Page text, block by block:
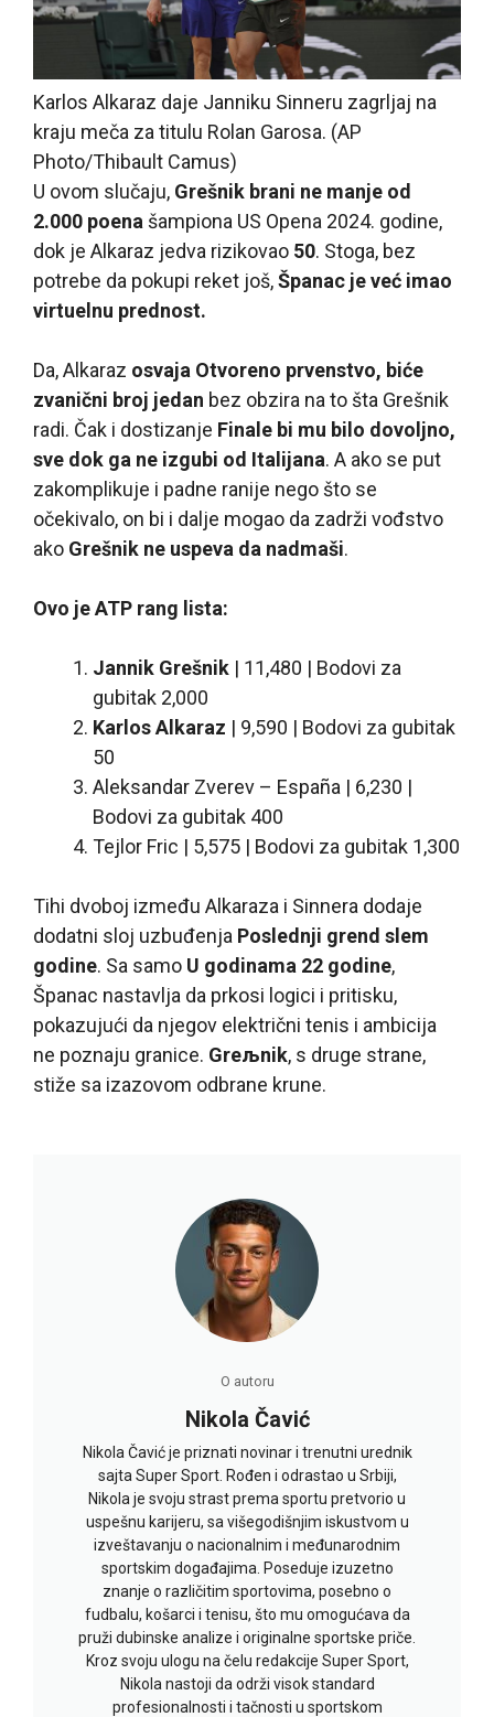
Karlos Alkaraz daje Janniku Sinneru zagrljaj na
kraju meča za titulu Rolan Garosa. (AP
Photo/Thibault Camus)
U ovom slučaju, Grešnik brani ne manje od
2.000 poena šampiona US Opena 2024. godine,
dok je Alkaraz jedva rizikovao 50. Stoga, bez
potrebe da pokupi reket još,Španac je već imao
virtuelnu prednost.
Da, Alkaraz osvaja Otvoreno prvenstvo, biće
zvanični broj jedan bez obzira na to šta Grešnik
radi. Čak i dostizanje Finale bi mu bilo dovoljno,
sve dok ga ne izgubi od Italijana. A ako se put
zakomplikuje i padne ranije nego što se
očekivalo, on bi i dalje mogao da zadrži vođstvo
ako Grešnik ne uspeva da nadmaši.
Ovo je ATP rang lista:
Jannik Grešnik | 11,480 | Bodovi za
gubitak 2,000
Karlos Alkaraz | 9,590 | Bodovi za gubitak
50
Aleksandar Zverev – España | 6,230 |
Bodovi za gubitak 400
Tejlor Fric | 5,575 | Bodovi za gubitak 1,300
Tihi dvoboj između Alkaraza i Sinnera dodaje
dodatni sloj uzbuđenja Poslednji grend slem
godine. Sa samo U godinama 22 godine,
Španac nastavlja da prkosi logici i pritisku,
pokazujući da njegov električni tenis i ambicija
ne poznaju granice. Greљnik, s druge strane,
stiže sa izazovom odbrane krune.
O autoru
Nikola Čavić
Nikola Čavić je priznati novinar i trenutni urednik
sajta Super Sport. Rođen i odrastao u Srbiji,
Nikola je svoju strast prema sportu pretvorio u
uspešnu karijeru, sa višegodišnjim iskustvom u
izveštavanju o nacionalnim i međunarodnim
sportskim događajima. Poseduje izuzetno
znanje o različitim sportovima, posebno o
fudbalu, košarci i tenisu, što mu omogućava da
pruži dubinske analize i originalne sportske priče.
Kroz svoju ulogu na čelu redakcije Super Sport,
Nikola nastoji da održi visok standard
profesionalnosti i tačnosti u sportskom